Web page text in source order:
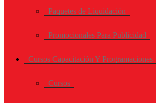
Paquetes de Liquidación
Promocionales Para Publicidad
Cursos Capacitación Y Programaciones
Cursos